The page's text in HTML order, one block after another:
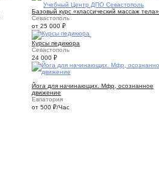
Учебный Центр ДПО Севастополь
Базовый курс «классический массаж тела»
Севастополь
от 25 000 ₽
Курсы педикюра
Севастополь
24 000 ₽
Йога для начинающих. Мфр, осознанное
движение
Евпатория
от 500 ₽/Час